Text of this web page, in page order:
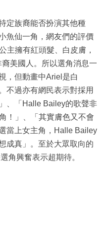
定族裔能否扮演其他種
魚仙一角，網友們的評價
主擁有紅頭髮、白皮膚，
美國人。所以選角消息一
，但動畫中Ariel是白
不過亦有網民表示對採用
、「Halle Bailey的歌聲非
！」、「其實膚色又不會
當上女主角，Halle Bailey
成真」。至於大眾取向的
角興奮表示超期待。